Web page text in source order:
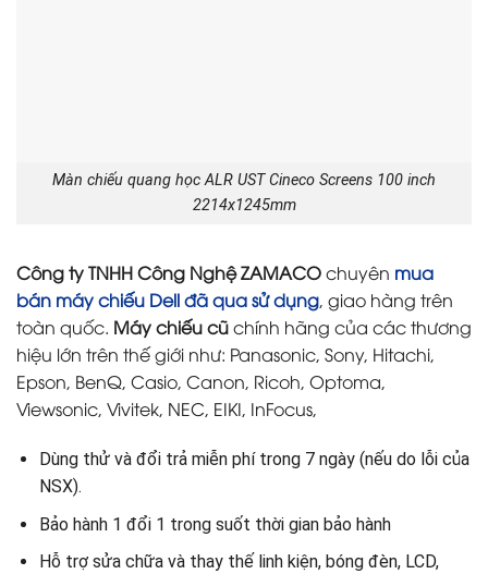
Màn chiếu quang học ALR UST Cineco Screens 100 inch
2214x1245mm
Công ty TNHH Công Nghệ ZAMACOchuyên mua
bán máy chiếu Dell đã qua sử dụng, giao hàng trên
toàn quốc. Máy chiếu cũchính hãng của các thương
hiệu lớn trên thế giới như: Panasonic, Sony, Hitachi,
Epson, BenQ, Casio, Canon, Ricoh, Optoma,
Viewsonic, Vivitek, NEC, EIKI, InFocus,
Dùng thử và đổi trả miễn phí trong 7 ngày (nếu do lỗi của
NSX).
Bảo hành 1 đổi 1 trong suốt thời gian bảo hành
Hỗ trợ sửa chữa và thay thế linh kiện, bóng đèn, LCD,